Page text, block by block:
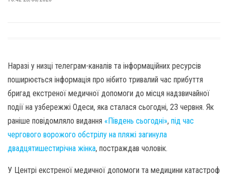
Наразі у низці телеграм-каналів та інформаційних ресурсів
поширюється інформація про нібито тривалий час прибуття
бригад екстреної медичної допомоги до місця надзвичайної
події на узбережжі Одеси, яка сталася сьогодні, 23 червня. Як
раніше повідомляло видання «Південь сьогодні», під час
чергового ворожого обстрілу на пляжі загинула
двадцятишестирічна жінка, постраждав чоловік.
У Центрі екстреної медичної допомоги та медицини катастроф